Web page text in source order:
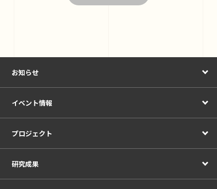
お知らせ
イベント情報
プロジェクト
研究成果